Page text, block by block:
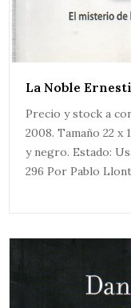
La Noble
Precio y stock a
2008. Tamaño 22 x
y negro. Estado:
296 Por Pablo